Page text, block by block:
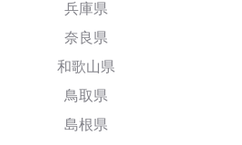
兵庫県
奈良県
和歌山県
鳥取県
島根県